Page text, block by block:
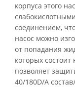
корпуса этого
соединением,
насос можно
от попадания
которых
позволяет
40/180D/A